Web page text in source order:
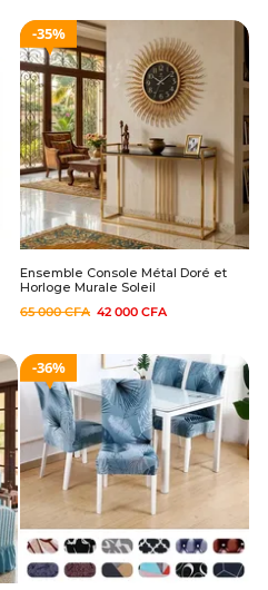
35%
Ensemble Console Métal Doré et
Horloge Murale Soleil
65 000CFA 42 000 CFA
36%